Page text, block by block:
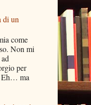
di un
come
Non mi
per
Eh… ma